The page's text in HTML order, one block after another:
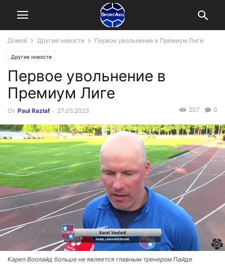
Домой Другие новости Первое увольнение в Премиум Лиге
Другие новости
Первое увольнение в
Премиум Лиге
От Paul Razlaf - 27.05.2023 0
207
Карел Воолайд больше не является главным тренером Пайде